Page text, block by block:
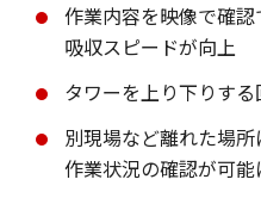
作業内容を映像で確
吸収スピードが向上
タワーを上り下りす
別現場など離れた場
作業状況の確認が可能